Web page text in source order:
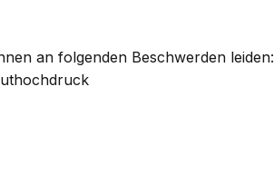
an folgenden Beschwerden leiden: